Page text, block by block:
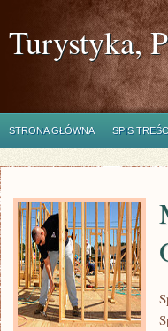
Turystyka,
STRONA GŁÓWNA SPIS